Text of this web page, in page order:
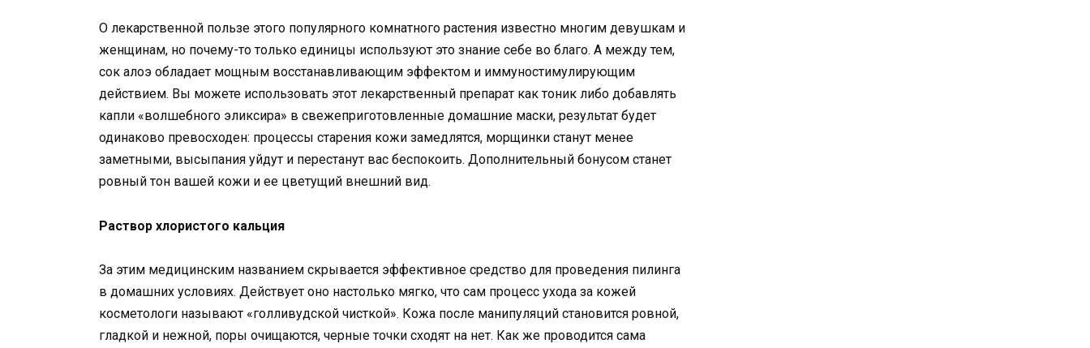
О лекарственной пользе этого популярного комнатного растения известно многим девушкам и
женщинам, но почему-то только единицы используют это знание себе во благо. А между тем,
сок алоэ обладает мощным восстанавливающим эффектом и иммуностимулирующим
действием. Вы можете использовать этот лекарственный препарат как тоник либо добавлять
капли «волшебного эликсира» в свежеприготовленные домашние маски, результат будет
одинаково превосходен: процессы старения кожи замедлятся, морщинки станут менее
заметными, высыпания уйдут и перестанут вас беспокоить. Дополнительный бонусом станет
ровный тон вашей кожи и ее цветущий внешний вид.
Раствор хлористого кальция
За этим медицинским названием скрывается эффективное средство для проведения пилинга
в домашних условиях. Действует оно настолько мягко, что сам процесс ухода за кожей
косметологи называют «голливудской чисткой». Кожа после манипуляций становится ровной,
гладкой и нежной, поры очищаются, черные точки сходят на нет. Как же проводится сама